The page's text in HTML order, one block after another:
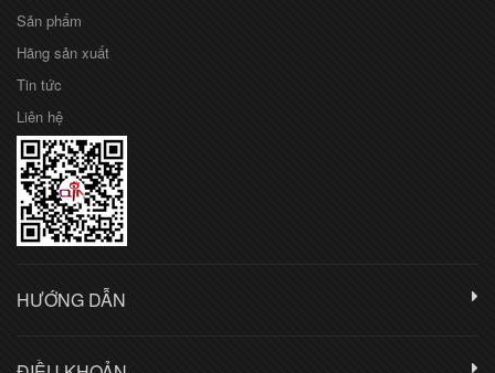
Sản phẩm
Hãng sản xuất
Tin tức
Liên hệ
HƯỚNG DẪN